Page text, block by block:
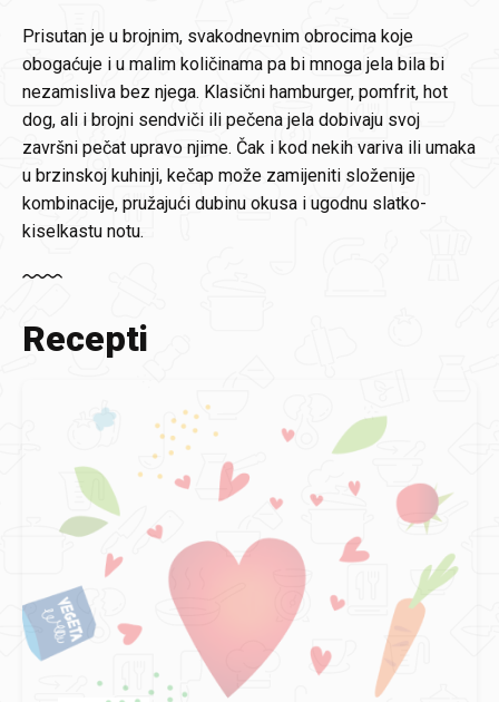
Prisutan je u brojnim, svakodnevnim obrocima koje
obogaćuje i u malim količinama pa bi mnoga jela bila bi
nezamisliva bez njega. Klasični hamburger, pomfrit, hot
dog, ali i brojni sendviči ili pečena jela dobivaju svoj
završni pečat upravo njime. Čak i kod nekih variva ili umaka
u brzinskoj kuhinji, kečap može zamijeniti složenije
kombinacije, pružajući dubinu okusa i ugodnu slatko-
kiselkastu notu.
Recepti